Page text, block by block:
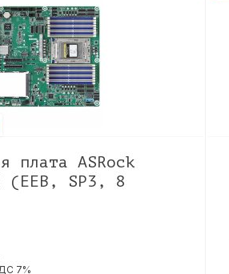
плата ASRock
(EEB, SP3, 8
7%